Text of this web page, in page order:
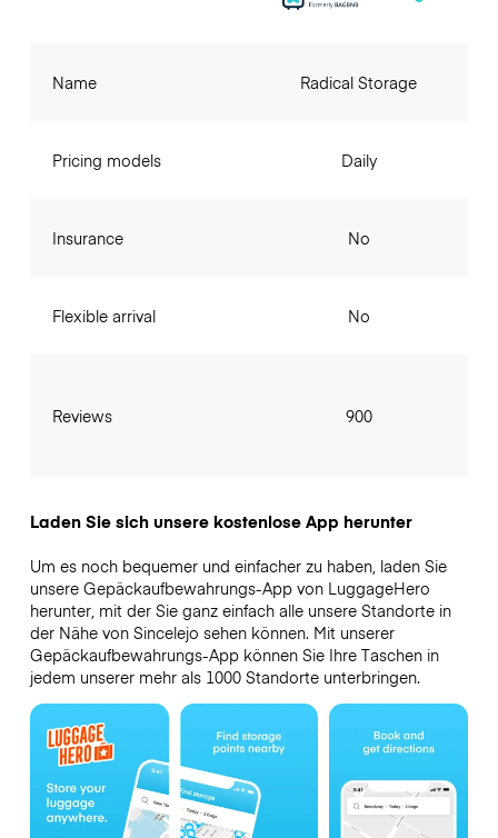
Name
Pricing models
Insurance
Flexible arrival
Reviews
Radical Storage
Daily
No
No
900
Laden Sie sich unsere kostenlose App herunter
Um es noch bequemer und einfacher zu haben, laden Sie
unsere Gepäckaufbewahrungs-App von LuggageHero
herunter, mit der Sie ganz einfach alle unsere Standorte in
der Nähe von Sincelejo sehen können. Mit unserer
Gepäckaufbewahrungs-App können Sie Ihre Taschen in
jedem unserer mehr als 1000 Standorte unterbringen.